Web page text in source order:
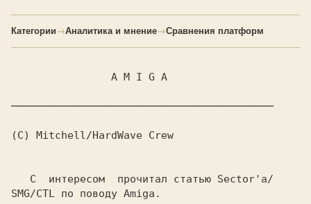
Категории→Аналитика и мнение→Сравнения платформ
──────────────────────────────────────────
(C) Mitchell/HardWave Crew
SMG/CTL по поводу Amiga.